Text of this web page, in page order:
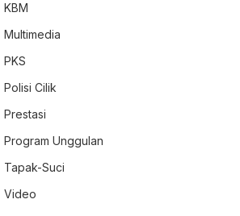
KBM
Multimedia
PKS
Polisi Cilik
Prestasi
Program Unggulan
Tapak-Suci
Video